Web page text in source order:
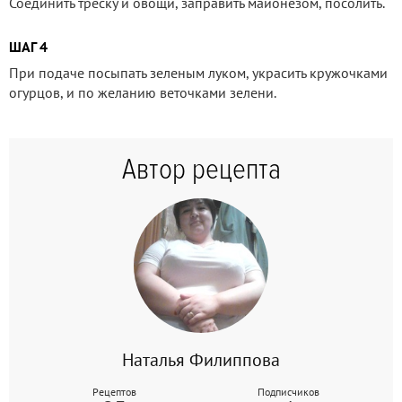
ШАГ 4
При подаче посыпать зеленым луком, украсить кружочками
огурцов, и по желанию веточками зелени.
Автор рецепта
Наталья Филиппова
Рецептов Подписчиков